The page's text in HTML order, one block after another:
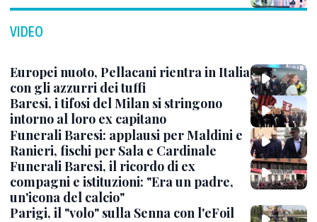
VIDEO
Europei nuoto, Pellacani rientra in Italia
con gli azzurri dei tuffi
Baresi, i tifosi del Milan si stringono
intorno al loro ex capitano
Funerali Baresi: applausi per Maldini e
Ranieri, fischi per Sala e Cardinale
Funerali Baresi, il ricordo di ex
compagni e istituzioni: "Era un padre,
un'icona del calcio"
Parigi, il "volo" sulla Senna con l'eFoil